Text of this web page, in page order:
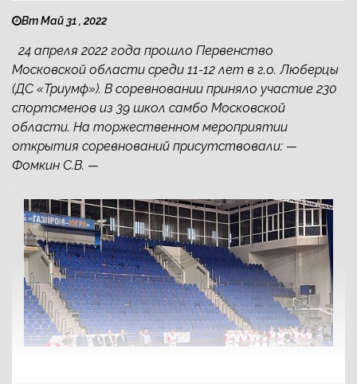
Вт Май 31 , 2022
24 апреля 2022 года прошло Первенство
Московской области среди 11-12 лет в г.о. Люберцы
(ДС «Триумф»). В соревновании приняло участие 230
спортсменов из 39 школ самбо Московской
области. На торжественном мероприятии
открытия соревнований присутствовали: —
Фомкин С.В. —